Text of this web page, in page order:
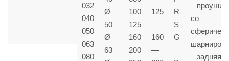
032
040
050
063
080
Ø
50
Ø
63
100
125
160
200
125
—
160
—
R
S
G
–
со
шарниром
– задняя